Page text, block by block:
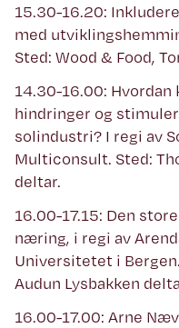
15.30-16.20:
med
Sted: Wood & Food,
14.30-16.00:
hindringer og
solindustri? I regi av
Multiconsult. Sted:
deltar.
16.00-17.15: Den
næring, i regi av
Universitetet i
Audun Lysbakken
16.00-17.00: Arne